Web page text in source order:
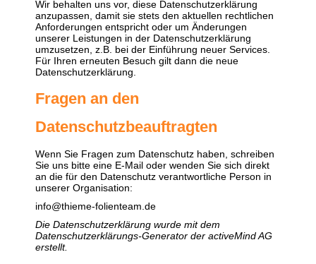
Wir behalten uns vor, diese Datenschutzerklärung
anzupassen, damit sie stets den aktuellen rechtlichen
Anforderungen entspricht oder um Änderungen
unserer Leistungen in der Datenschutzerklärung
umzusetzen, z.B. bei der Einführung neuer Services.
Für Ihren erneuten Besuch gilt dann die neue
Datenschutzerklärung.
Fragen an den
Datenschutzbeauftragten
Wenn Sie Fragen zum Datenschutz haben, schreiben
Sie uns bitte eine E-Mail oder wenden Sie sich direkt
an die für den Datenschutz verantwortliche Person in
unserer Organisation:
info@thieme-folienteam.de
Die Datenschutzerklärung wurde mit dem
Datenschutzerklärungs-Generator der activeMind AG
erstellt.